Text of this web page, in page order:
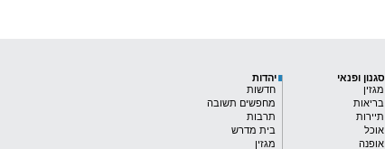
סגנון ופנאי
מגזין
בריאות
תיירות
אוכל
אופנה
יהדות
חדשות
מחפשים תשובה
תרבות
בית מדרש
מגזין